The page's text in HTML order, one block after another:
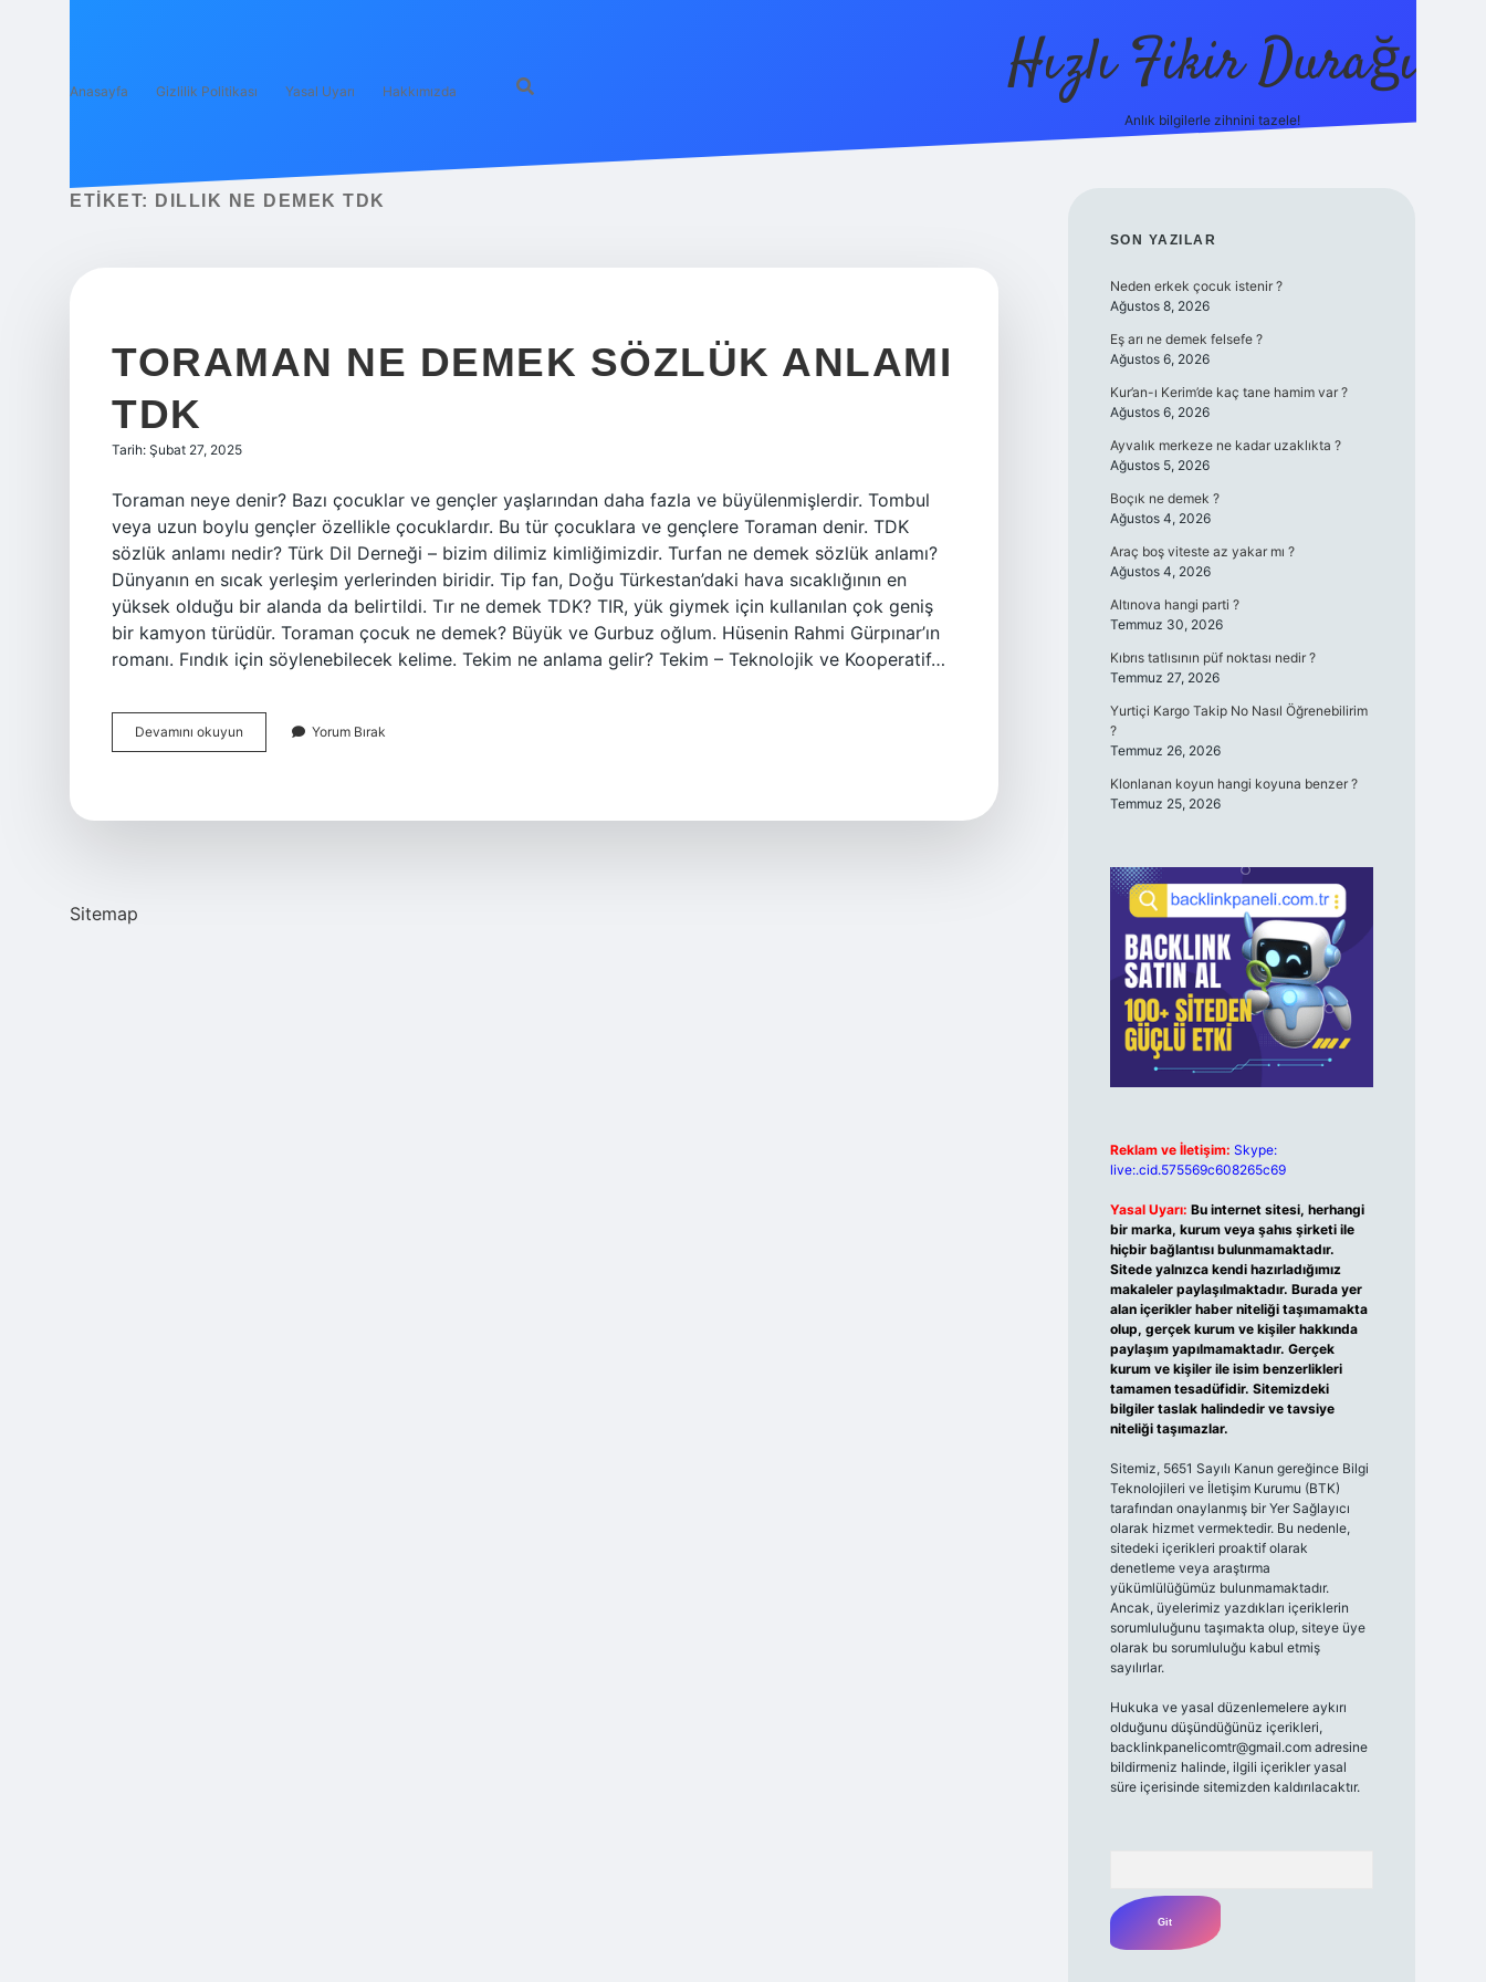
Anasayfa Gizlilik Politikası Yasal Uyarı Hakkımızda Hızlı Fikir Durağı
Anlık bilgilerle zihnini tazele!
ETIKET: DILLIK NE DEMEK TDK
TORAMAN NE DEMEK SÖZLÜK ANLAMI
TDK
Tarih: Şubat 27, 2025
Toraman neye denir? Bazı çocuklar ve gençler yaşlarından daha fazla ve büyülenmişlerdir. Tombul
veya uzun boylu gençler özellikle çocuklardır. Bu tür çocuklara ve gençlere Toraman denir. TDK
sözlük anlamı nedir? Türk Dil Derneği – bizim dilimiz kimliğimizdir. Turfan ne demek sözlük anlamı?
Dünyanın en sıcak yerleşim yerlerinden biridir. Tip fan, Doğu Türkestan’daki hava sıcaklığının en
yüksek olduğu bir alanda da belirtildi. Tır ne demek TDK? TIR, yük giymek için kullanılan çok geniş
bir kamyon türüdür. Toraman çocuk ne demek? Büyük ve Gurbuz oğlum. Hüsenin Rahmi Gürpınar’ın
romanı. Fındık için söylenebilecek kelime. Tekim ne anlama gelir? Tekim – Teknolojik ve Kooperatif…
Devamını okuyun Toraman
Ne
Yorum Bırak
Sitemap
SIDEBAR
SON YAZILAR
Neden erkek çocuk istenir ?
Ağustos 8, 2026
Eş arı ne demek felsefe ?
Ağustos 6, 2026
Kur’an-ı Kerim’de kaç tane hamim var ?
Ağustos 6, 2026
Ayvalık merkeze ne kadar uzaklıkta ?
Ağustos 5, 2026
Boçık ne demek ?
Ağustos 4, 2026
Araç boş viteste az yakar mı ?
Ağustos 4, 2026
Altınova hangi parti ?
Temmuz 30, 2026
Kıbrıs tatlısının püf noktası nedir ?
Temmuz 27, 2026
Yurtiçi Kargo Takip No Nasıl Öğrenebilirim
?
Temmuz 26, 2026
Klonlanan koyun hangi koyuna benzer ?
Temmuz 25, 2026
Reklam ve İletişim: Skype:
live:.cid.575569c608265c69
Yasal Uyarı: Bu internet sitesi, herhangi
bir marka, kurum veya şahıs şirketi ile
hiçbir bağlantısı bulunmamaktadır.
Sitede yalnızca kendi hazırladığımız
makaleler paylaşılmaktadır. Burada yer
alan içerikler haber niteliği taşımamakta
olup, gerçek kurum ve kişiler hakkında
paylaşım yapılmamaktadır. Gerçek
kurum ve kişiler ile isim benzerlikleri
tamamen tesadüfidir. Sitemizdeki
bilgiler taslak halindedir ve tavsiye
niteliği taşımazlar.
Sitemiz, 5651 Sayılı Kanun gereğince Bilgi
Teknolojileri ve İletişim Kurumu (BTK)
tarafından onaylanmış bir Yer Sağlayıcı
olarak hizmet vermektedir. Bu nedenle,
sitedeki içerikleri proaktif olarak
denetleme veya araştırma
yükümlülüğümüz bulunmamaktadır.
Ancak, üyelerimiz yazdıkları içeriklerin
sorumluluğunu taşımakta olup, siteye üye
olarak bu sorumluluğu kabul etmiş
sayılırlar.
Hukuka ve yasal düzenlemelere aykırı
olduğunu düşündüğünüz içerikleri,
backlinkpanelicomtr@gmail.comadresine
bildirmeniz halinde, ilgili içerikler yasal
süre içerisinde sitemizden kaldırılacaktır.